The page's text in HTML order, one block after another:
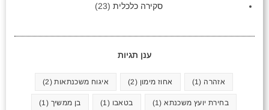
סקירה כלכלית (23)
ענן תגיות
אזהרה (1) אחוז מימון (2) איגוח משכנתאות(2)
בחירת יועץ משכנתא(1) בטאבו (1) בן ממשיך (1)